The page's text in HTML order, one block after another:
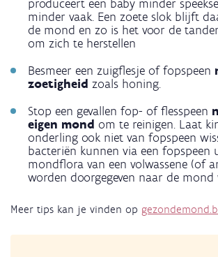
produceert een baby minder
minder vaak. Een zoete slok blijft
de mond en zo is het voor de
om zich te herstellen
Besmeer een zuigflesje of fopspeen
zoetigheid zoals honing.
Stop een gevallen fop- of flesspeen
eigen mond om te reinigen. Laat
onderling ook niet van fopspeen
bacteriën kunnen via een fopspeen
mondflora van een volwassene (of
worden doorgegeven naar de mond
Meer tips kan je vinden op